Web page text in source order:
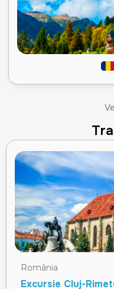
România
Excursie Cluj-